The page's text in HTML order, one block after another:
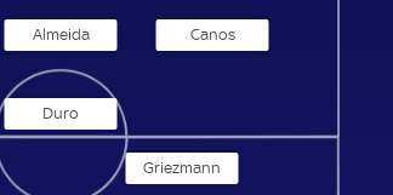
Almeida Canos
Duro
Griezmann